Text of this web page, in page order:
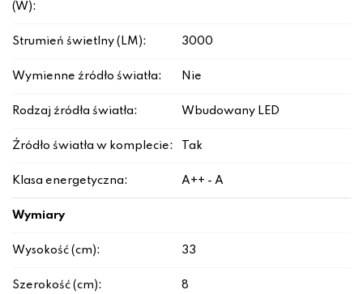
(W):
Strumień świetlny (LM): 3000
Wymienne źródło światła: Nie
Rodzaj źródła światła: Wbudowany LED
Źródło światła w komplecie: Tak
Klasa energetyczna: A++ - A
Wymiary
Wysokość (cm): 33
Szerokość (cm): 8